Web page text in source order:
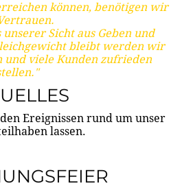
können, benötigen wir
Sicht aus Geben und
bleibt werden wir
und viele Kunden zufrieden
Ereignissen rund um unser
lassen.